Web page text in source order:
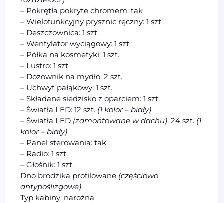
– Pokrętła pokryte chromem: tak
– Wielofunkcyjny prysznic ręczny: 1 szt.
– Deszczownica: 1 szt.
– Wentylator wyciągowy: 1 szt.
– Półka na kosmetyki: 1 szt.
– Lustro: 1 szt.
– Dozownik na mydło: 2 szt.
– Uchwyt pałąkowy: 1 szt.
– Składane siedzisko z oparciem: 1 szt.
– Światła LED: 12 szt. (1 kolor – biały)
– Światła LED (zamontowane w dachu): 24 szt. (1
kolor – biały)
– Panel sterowania: tak
– Radio: 1 szt.
– Głośnik: 1 szt.
Dno brodzika profilowane (częściowo
antypoślizgowe)
Typ kabiny: narożna